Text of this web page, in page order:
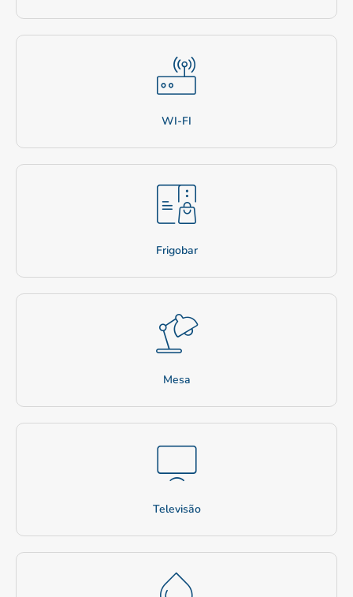
WI-FI
Frigobar
Mesa
Televisão